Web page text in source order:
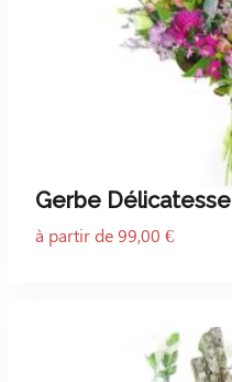
Gerbe Délicatesse
à partir de 99,00 €